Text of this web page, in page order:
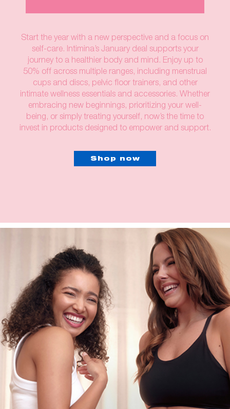
Start the year with a new perspective and a focus on
self-care. Intimina’s January deal supports your
journey to a healthier body and mind. Enjoy up to
50% off across multiple ranges, including menstrual
cups and discs, pelvic floor trainers, and other
intimate wellness essentials and accessories. Whether
embracing new beginnings, prioritizing your well-
being, or simply treating yourself, now’s the time to
invest in products designed to empower and support.
Shop now